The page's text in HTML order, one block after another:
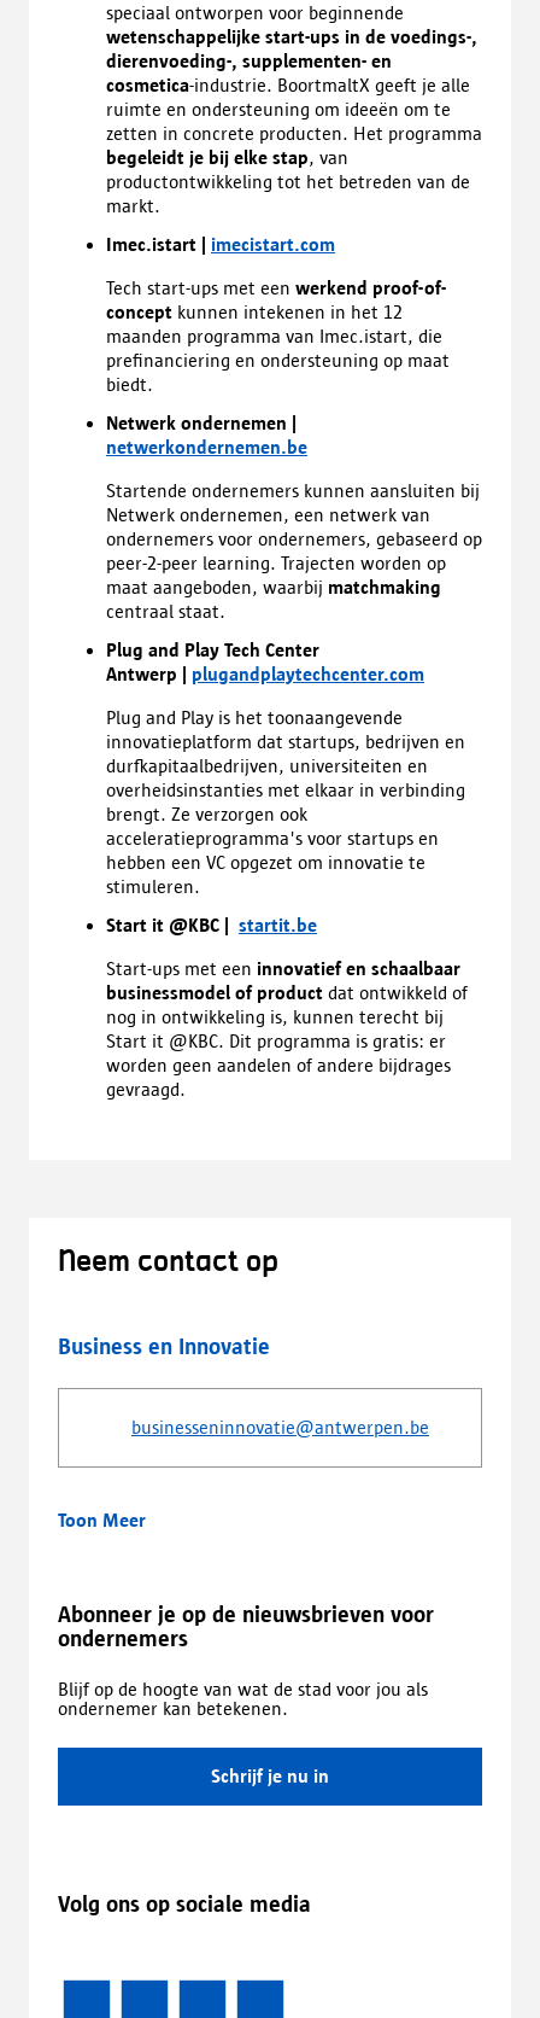
speciaal ontworpen voor beginnende
wetenschappelijke start-ups in de voedings-,
dierenvoeding-, supplementen- en
cosmetica-industrie. BoortmaltX geeft je alle
ruimte en ondersteuning om ideeën om te
zetten in concrete producten. Het programma
begeleidt je bij elke stap, van
productontwikkeling tot het betreden van de
markt.
Imec.istart | imecistart.com
Tech start-ups met een werkend proof-of-
concept kunnen intekenen in het 12
maanden programma van Imec.istart, die
prefinanciering en ondersteuning op maat
biedt.
Netwerk ondernemen |
netwerkondernemen.be
Startende ondernemers kunnen aansluiten bij
Netwerk ondernemen, een netwerk van
ondernemers voor ondernemers, gebaseerd op
peer-2-peer learning. Trajecten worden op
maat aangeboden, waarbij matchmaking
centraal staat.
Plug and Play Tech Center
Antwerp | plugandplaytechcenter.com
Plug and Play is het toonaangevende
innovatieplatform dat startups, bedrijven en
durfkapitaalbedrijven, universiteiten en
overheidsinstanties met elkaar in verbinding
brengt. Ze verzorgen ook
acceleratieprogramma's voor startups en
hebben een VC opgezet om innovatie te
stimuleren.
Start it @KBC | startit.be
Start-ups met een innovatief en schaalbaar
businessmodel of product dat ontwikkeld of
nog in ontwikkeling is, kunnen terecht bij
Start it @KBC. Dit programma is gratis: er
worden geen aandelen of andere bijdrages
gevraagd.
Neem contact op
Business en Innovatie
businesseninnovatie@antwerpen.be
Toon Meer
Abonneer je op de nieuwsbrieven voor
ondernemers
Blijf op de hoogte van wat de stad voor jou als
ondernemer kan betekenen.
Schrijf je nu in
Volg ons op sociale media